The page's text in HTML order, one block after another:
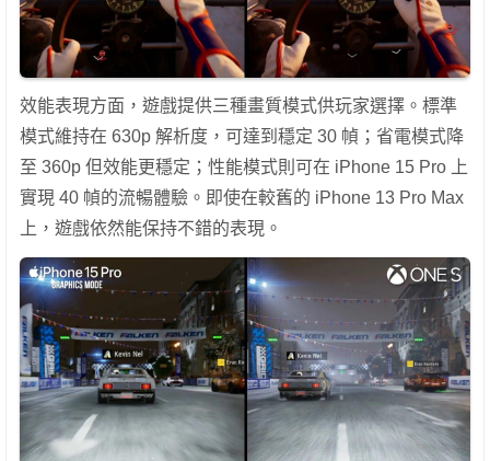
效能表現方面，遊戲提供三種畫質模式供玩家選擇。標準
模式維持在 630p 解析度，可達到穩定 30 幀；省電模式降
至 360p 但效能更穩定；性能模式則可在 iPhone 15 Pro 上
實現 40 幀的流暢體驗。即使在較舊的 iPhone 13 Pro Max
上，遊戲依然能保持不錯的表現。